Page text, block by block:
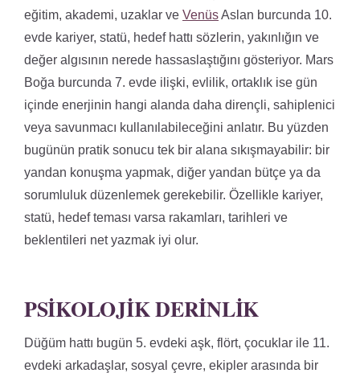
eğitim, akademi, uzaklar ve VenüsAslan burcunda 10.
evde kariyer, statü, hedef hattı sözlerin, yakınlığın ve
değer algısının nerede hassaslaştığını gösteriyor. Mars
Boğa burcunda 7. evde ilişki, evlilik, ortaklık ise gün
içinde enerjinin hangi alanda daha dirençli, sahiplenici
veya savunmacı kullanılabileceğini anlatır. Bu yüzden
bugünün pratik sonucu tek bir alana sıkışmayabilir: bir
yandan konuşma yapmak, diğer yandan bütçe ya da
sorumluluk düzenlemek gerekebilir. Özellikle kariyer,
statü, hedef teması varsa rakamları, tarihleri ve
beklentileri net yazmak iyi olur.
PSIKOLOJIK DERINLIK
Düğüm hattı bugün 5. evdeki aşk, flört, çocuklar ile 11.
evdeki arkadaşlar, sosyal çevre, ekipler arasında bir